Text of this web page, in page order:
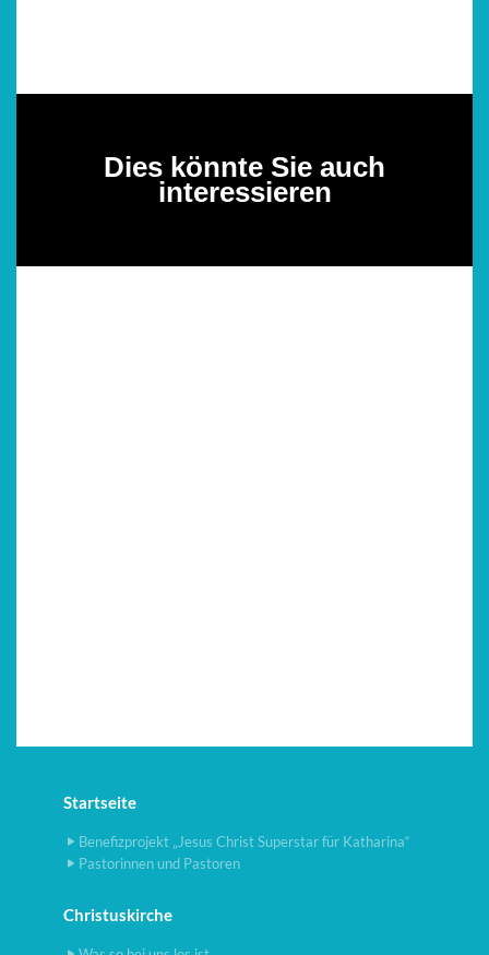
Dies könnte Sie auch
interessieren
Startseite
Benefizprojekt „Jesus Christ Superstar für Katharina“
Pastorinnen und Pastoren
Christuskirche